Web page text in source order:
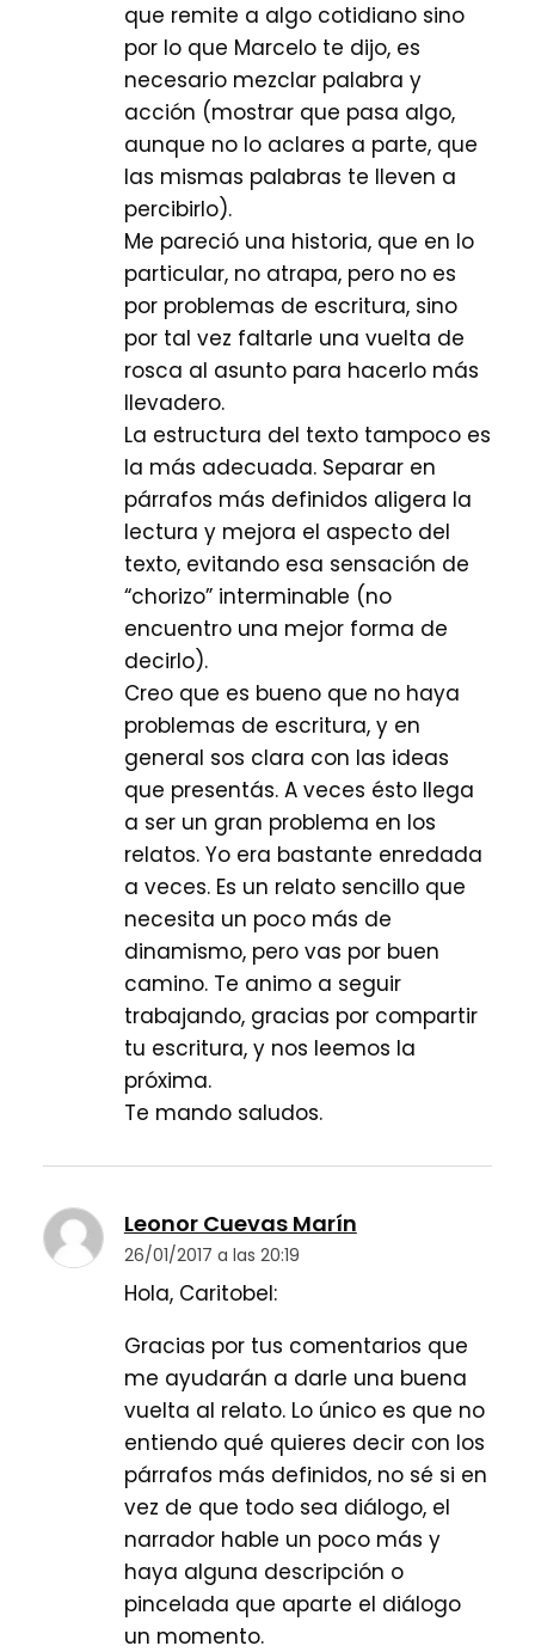
que remite a algo cotidiano sino
por lo que Marcelo te dijo, es
necesario mezclar palabra y
acción (mostrar que pasa algo,
aunque no lo aclares a parte, que
las mismas palabras te lleven a
percibirlo).
Me pareció una historia, que en lo
particular, no atrapa, pero no es
por problemas de escritura, sino
por tal vez faltarle una vuelta de
rosca al asunto para hacerlo más
llevadero.
La estructura del texto tampoco es
la más adecuada. Separar en
párrafos más definidos aligera la
lectura y mejora el aspecto del
texto, evitando esa sensación de
“chorizo” interminable (no
encuentro una mejor forma de
decirlo).
Creo que es bueno que no haya
problemas de escritura, y en
general sos clara con las ideas
que presentás. A veces ésto llega
a ser un gran problema en los
relatos. Yo era bastante enredada
a veces. Es un relato sencillo que
necesita un poco más de
dinamismo, pero vas por buen
camino. Te animo a seguir
trabajando, gracias por compartir
tu escritura, y nos leemos la
próxima.
Te mando saludos.
Leonor Cuevas Marín
26/01/2017 a las 20:19
Hola, Caritobel:
Gracias por tus comentarios que
me ayudarán a darle una buena
vuelta al relato. Lo único es que no
entiendo qué quieres decir con los
párrafos más definidos, no sé si en
vez de que todo sea diálogo, el
narrador hable un poco más y
haya alguna descripción o
pincelada que aparte el diálogo
un momento.